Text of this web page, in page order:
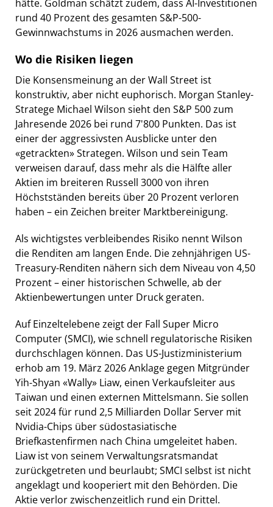
hätte. Goldman schätzt zudem, dass AI-Investitionen
rund 40 Prozent des gesamten S&P-500-
Gewinnwachstums in 2026 ausmachen werden.
Wo die Risiken liegen
Die Konsensmeinung an der Wall Street ist
konstruktiv, aber nicht euphorisch. Morgan Stanley-
Stratege Michael Wilson sieht den S&P 500 zum
Jahresende 2026 bei rund 7'800 Punkten. Das ist
einer der aggressivsten Ausblicke unter den
«getrackten» Strategen. Wilson und sein Team
verweisen darauf, dass mehr als die Hälfte aller
Aktien im breiteren Russell 3000 von ihren
Höchstständen bereits über 20 Prozent verloren
haben – ein Zeichen breiter Marktbereinigung.
Als wichtigstes verbleibendes Risiko nennt Wilson
die Renditen am langen Ende. Die zehnjährigen US-
Treasury-Renditen nähern sich dem Niveau von 4,50
Prozent – einer historischen Schwelle, ab der
Aktienbewertungen unter Druck geraten.
Auf Einzeltelebene zeigt der Fall Super Micro
Computer (SMCI), wie schnell regulatorische Risiken
durchschlagen können. Das US-Justizministerium
erhob am 19. März 2026 Anklage gegen Mitgründer
Yih-Shyan «Wally» Liaw, einen Verkaufsleiter aus
Taiwan und einen externen Mittelsmann. Sie sollen
seit 2024 für rund 2,5 Milliarden Dollar Server mit
Nvidia-Chips über südostasiatische
Briefkastenfirmen nach China umgeleitet haben.
Liaw ist von seinem Verwaltungsratsmandat
zurückgetreten und beurlaubt; SMCI selbst ist nicht
angeklagt und kooperiert mit den Behörden. Die
Aktie verlor zwischenzeitlich rund ein Drittel.